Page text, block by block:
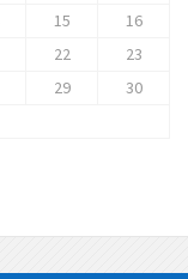
15
16
22
23
29
30